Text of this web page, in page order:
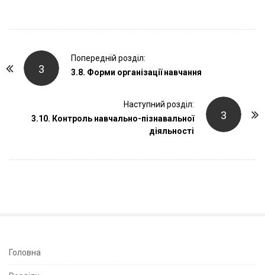
3
Попередній розділ:
3.8. Форми організації навчання
3
Наступний розділ:
3.10. Контроль навчально-пізнавальної
діяльності
S
Головна